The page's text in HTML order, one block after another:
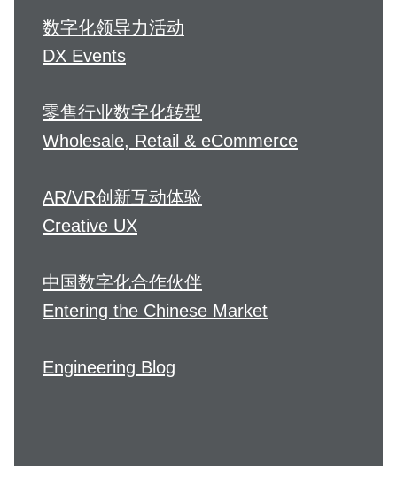
数字化领导力活动
DX Events
零售行业数字化转型
Wholesale, Retail & eCommerce
AR/VR创新互动体验
Creative UX
中国数字化合作伙伴
Entering the Chinese Market
Engineering Blog